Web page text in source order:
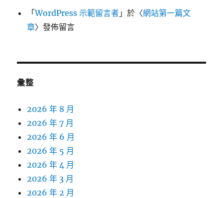
「WordPress 示範留言者 」於〈網站第一篇文
章〉發佈留言
彙整
2026 年 8 月
2026 年 7 月
2026 年 6 月
2026 年 5 月
2026 年 4 月
2026 年 3 月
2026 年 2 月